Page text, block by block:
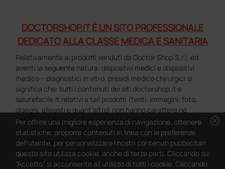
DOCTORSHOP.IT È UN SITO PROFESSIONALE
DEDICATO ALLA CLASSE MEDICA E SANITARIA
Relativamente ai prodotti venduti da Doctor Shop S.r.l. ed
aventi la seguente natura: dispositivi medici e dispositivi
medico – diagnostici in vitro, presidi medico chirurgici si
significa che: tutti i contenuti dei siti doctorshop.it e
salutefacile.it relativi a tali prodotti (testi, immagini, foto,
disegni, allegati e quant’altro) non hanno carattere né
natura di pubblicità. Tutti i contenuti devono intendersi e
sono di natura esclusivamente informativa e volti
esclusivamente a portare a conoscenza dei clienti e dei
potenziali clienti in fase di preacquisto i prodotti venduti da
Doctorshop attraverso la rete.
cancel
Per offrire una migliore esperienza di navigazione, ottenere
statistiche, proporre contenuti in linea con le preferenze
dell'utente, per personalizzare i nostri contenuti pubblicitari
questo sito utilizza cookie, anche di terze parti. Cliccando su
“Accetto” si acconsente all'utilizzo di tutti i cookie. Cliccando